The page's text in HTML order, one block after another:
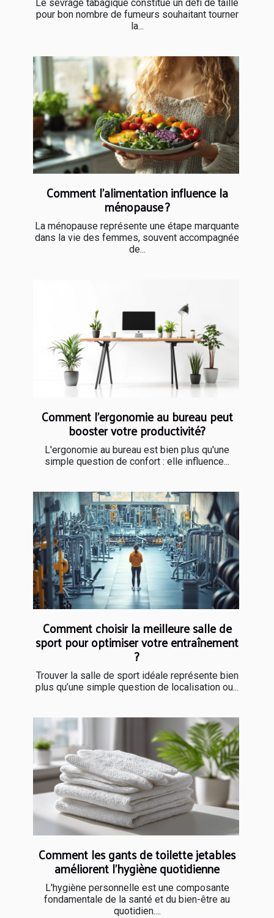
Le sevrage tabagique constitue un défi de taille
pour bon nombre de fumeurs souhaitant tourner
la...
Comment l'alimentation influence la
ménopause ?
La ménopause représente une étape marquante
dans la vie des femmes, souvent accompagnée
de...
Comment l'ergonomie au bureau peut
booster votre productivité?
L'ergonomie au bureau est bien plus qu'une
simple question de confort : elle influence...
Comment choisir la meilleure salle de
sport pour optimiser votre entraînement
?
Trouver la salle de sport idéale représente bien
plus qu’une simple question de localisation ou...
Comment les gants de toilette jetables
améliorent l'hygiène quotidienne
L'hygiène personnelle est une composante
fondamentale de la santé et du bien-être au
quotidien....